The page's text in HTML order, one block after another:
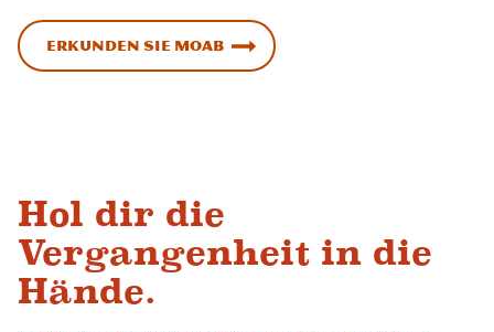
Erkunden Sie Moab
Hol dir die
Vergangenheit in die
Hände.